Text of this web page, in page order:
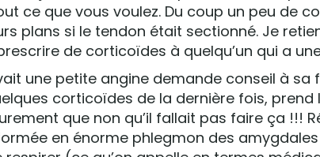
ce que vous voulez. Du coup un peu de
plans si le tendon était sectionné. Je
de corticoïdes à quelqu’un qui a
une petite angine demande conseil à sa
corticoïdes de la dernière fois, prend
que non qu’il fallait pas faire ça !!!
en énorme phlegmon des